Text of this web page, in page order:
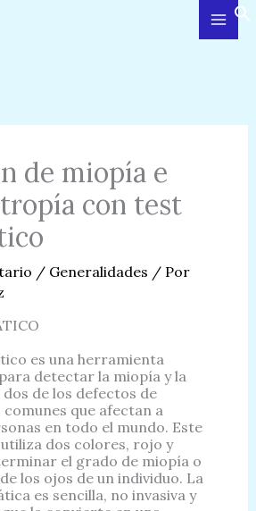
de miopía e
con test
/ Generalidades / Por
es una herramienta
detectar la miopía y la
de los defectos de
que afectan a
en todo el mundo. Este
dos colores, rojo y
el grado de miopía o
los ojos de un individuo. La
es sencilla, no invasiva y